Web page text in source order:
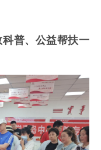
普、公益帮扶一